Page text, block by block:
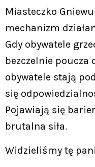
Miasteczko
mechanizm
Gdy obywatele
bezczelnie poucza
obywatele stają
się
Pojawiają się
brutalna siła.
Widzieliśmy tę